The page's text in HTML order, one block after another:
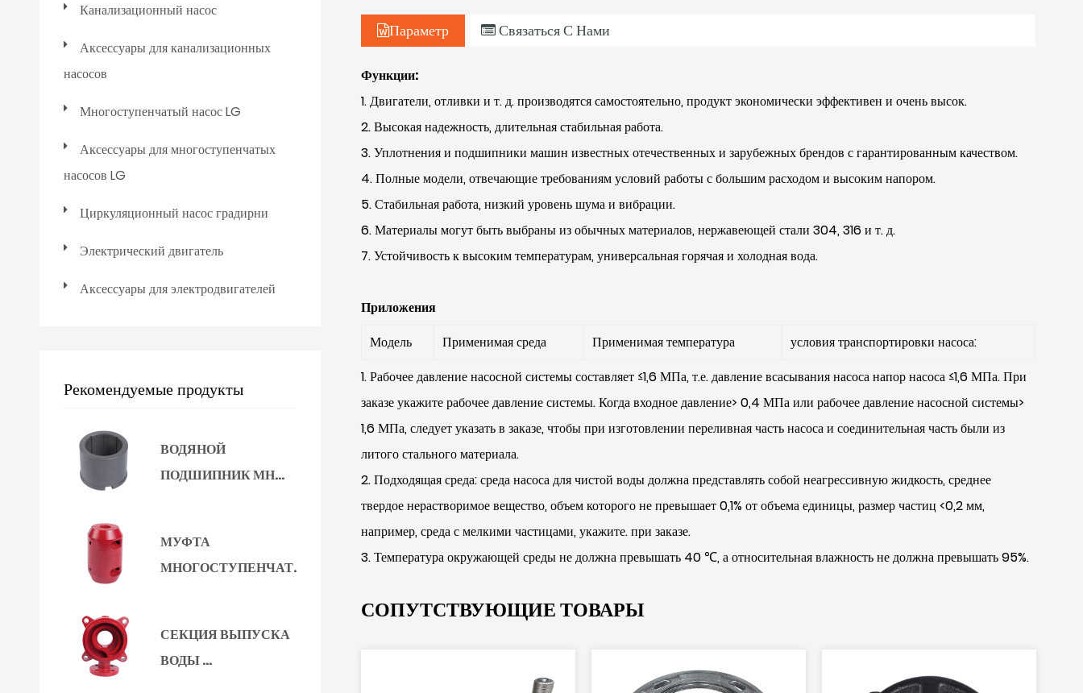
Канализационный насос
Аксессуары для канализационных
насосов
Многоступенчатый насос LG
Аксессуары для многоступенчатых
насосов LG
Циркуляционный насос градирни
Электрический двигатель
Аксессуары для электродвигателей
Рекомендуемые продукты
ВОДЯНОЙ
ПОДШИПНИК МН...
МУФТА
МНОГОСТУПЕНЧАТ...
СЕКЦИЯ ВЫПУСКА
ВОДЫ ...
зависимости от различных сред и температур насос для
насос ISWB и горизонтальный взрывозащищенный
химический насос ISWHB спроектированы и изготовлены
Параметр Связаться С Нами
Функции:
1. Двигатели, отливки и т. д. производятся самостоятельно, продукт экономически эффективен и очень высок.
2. Высокая надежность, длительная стабильная работа.
3. Уплотнения и подшипники машин известных отечественных и зарубежных брендов с гарантированным качеством.
4. Полные модели, отвечающие требованиям условий работы с большим расходом и высоким напором.
5. Стабильная работа, низкий уровень шума и вибрации.
6. Материалы могут быть выбраны из обычных материалов, нержавеющей стали 304, 316 и т. д.
7. Устойчивость к высоким температурам, универсальная горячая и холодная вода.
Приложения
Модель
Применимая среда Применимая температура
условия транспортировки насоса:
1. Рабочее давление насосной системы составляет ≤1,6 МПа, т.е. давление всасывания насоса напор насоса ≤1,6 МПа. При
заказе укажите рабочее давление системы. Когда входное давление> 0,4 ​​МПа или рабочее давление насосной системы>
1,6 МПа, следует указать в заказе, чтобы при изготовлении переливная часть насоса и соединительная часть были из
литого стального материала.
2. Подходящая среда: среда насоса для чистой воды должна представлять собой неагрессивную жидкость, среднее
твердое нерастворимое вещество, объем которого не превышает 0,1% от объема единицы, размер частиц <0,2 мм,
например, среда с мелкими частицами, укажите. при заказе.
3. Температура окружающей среды не должна превышать 40 ℃, а относительная влажность не должна превышать 95%.
СОПУТСТВУЮЩИЕ ТОВАРЫ